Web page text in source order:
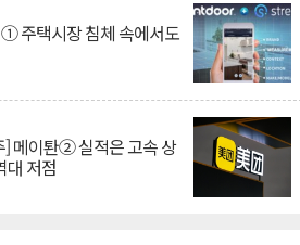
주택시장 침체 속에서도
] 메이퇀② 실적은 고속 상
대 저점